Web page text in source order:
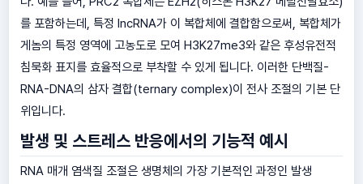
를 포함하는데, 특정 lncRNA가 이 복합체에 결합함으로써, 복합체가
게놈의 특정 영역에 고농도로 모여 H3K27me3와 같은 후성유전적
침묵화 표지를 효율적으로 부착할 수 있게 됩니다. 이러한 단백질-
RNA-DNA의 삼자 결합(ternary complex)이 전사 조절의 기본 단
위입니다.
발생 및 스트레스 반응에서의 기능적 예시
RNA 매개 염색질 조절은 생명체의 가장 기본적인 과정인 발생